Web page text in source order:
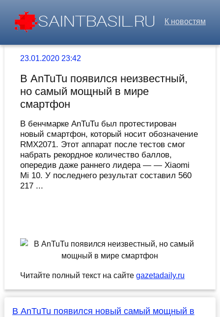
К новостям
23.01.2020 23:42
В AnTuTu появился неизвестный,
но самый мощный в мире
смартфон
В бенчмарке AnTuTu был протестирован
новый смартфон, который носит обозначение
RMX2071. Этот аппарат после тестов смог
набрать рекордное количество баллов,
опередив даже раннего лидера — — Xiaomi
Mi 10. У последнего результат составил 560
217 ...
Читайте полный текст на сайте gazetadaily.ru
В AnTuTu появился новый самый мощный в